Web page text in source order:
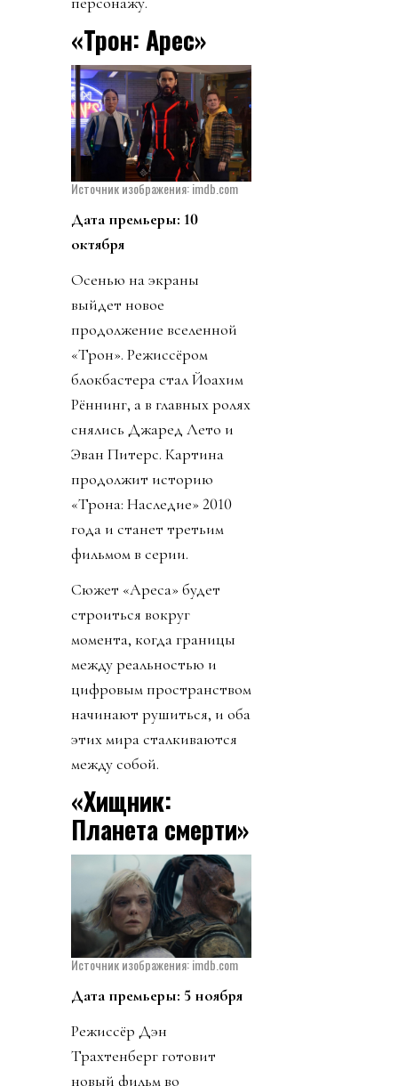
«Трон: Арес»
Источник изображения: imdb.com
​Дата премьеры: 10
октября
Осенью на экраны
выйдет новое
продолжение вселенной
«Трон». Режиссёром
блокбастера стал Йоахим
Рённинг, а в главных ролях
снялись Джаред Лето и
Эван Питерс. Картина
продолжит историю
«Трона: Наследие» 2010
года и станет третьим
фильмом в серии.
Сюжет «Ареса» будет
строиться вокруг
момента, когда границы
между реальностью и
цифровым пространством
начинают рушиться, и оба
этих мира сталкиваются
между собой.
«Хищник:
Планета смерти»
Источник изображения: imdb.com
Дата премьеры: 5 ноября
Режиссёр Дэн
Трахтенберг готовит
новый фильм во